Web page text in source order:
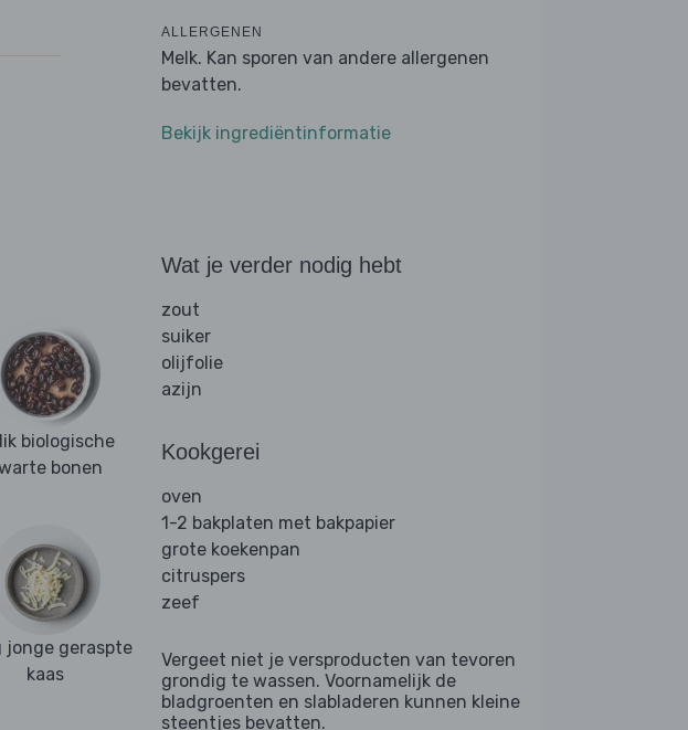
ALLERGENEN
Melk. Kan sporen van andere allergenen
bevatten.
Bekijk ingrediëntinformatie
biologische
bonen
jonge geraspte
kaas
Wat je verder nodig hebt
zout
suiker
olijfolie
azijn
Kookgerei
oven
1-2 bakplaten met bakpapier
grote koekenpan
citruspers
zeef
Vergeet niet je versproducten van tevoren
grondig te wassen. Voornamelijk de
bladgroenten en slabladeren kunnen kleine
steentjes bevatten.